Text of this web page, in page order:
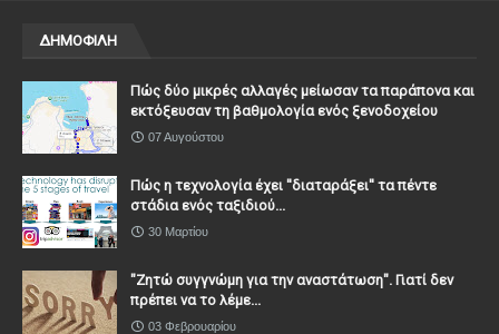
ΔΗΜΟΦΙΛΗ
Πώς δύο μικρές αλλαγές μείωσαν τα παράπονα και
εκτόξευσαν τη βαθμολογία ενός ξενοδοχείου
07 Αυγούστου
Πώς η τεχνολογία έχει ''διαταράξει'' τα πέντε
στάδια ενός ταξιδιού...
30 Μαρτίου
"Ζητώ συγγνώμη για την αναστάτωση". Γιατί δεν
πρέπει να το λέμε...
03 Φεβρουαρίου